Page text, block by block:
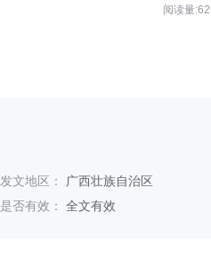
阅读量
发文地区：
广西壮族自治区
是否有效： 全文有效